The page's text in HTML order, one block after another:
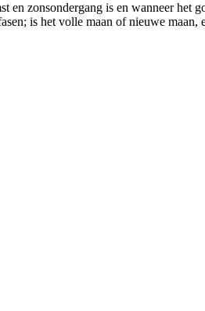
en zonsondergang is en wanneer
is het volle maan of nieuwe maan,